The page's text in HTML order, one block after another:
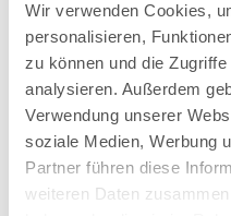
Wir verwenden Cookies,
personalisieren,
zu können und die
analysieren. Außerdem
Verwendung unserer
soziale Medien, Werbung
Partner führen diese
weiteren Daten
UVP: 2,69 € *
inkl. gesetzlicher MwSt.zzgl.
Lieferung in ca. 1-3
Zum Abdichten von
Rolle.